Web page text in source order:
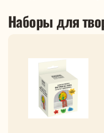
Наборы для